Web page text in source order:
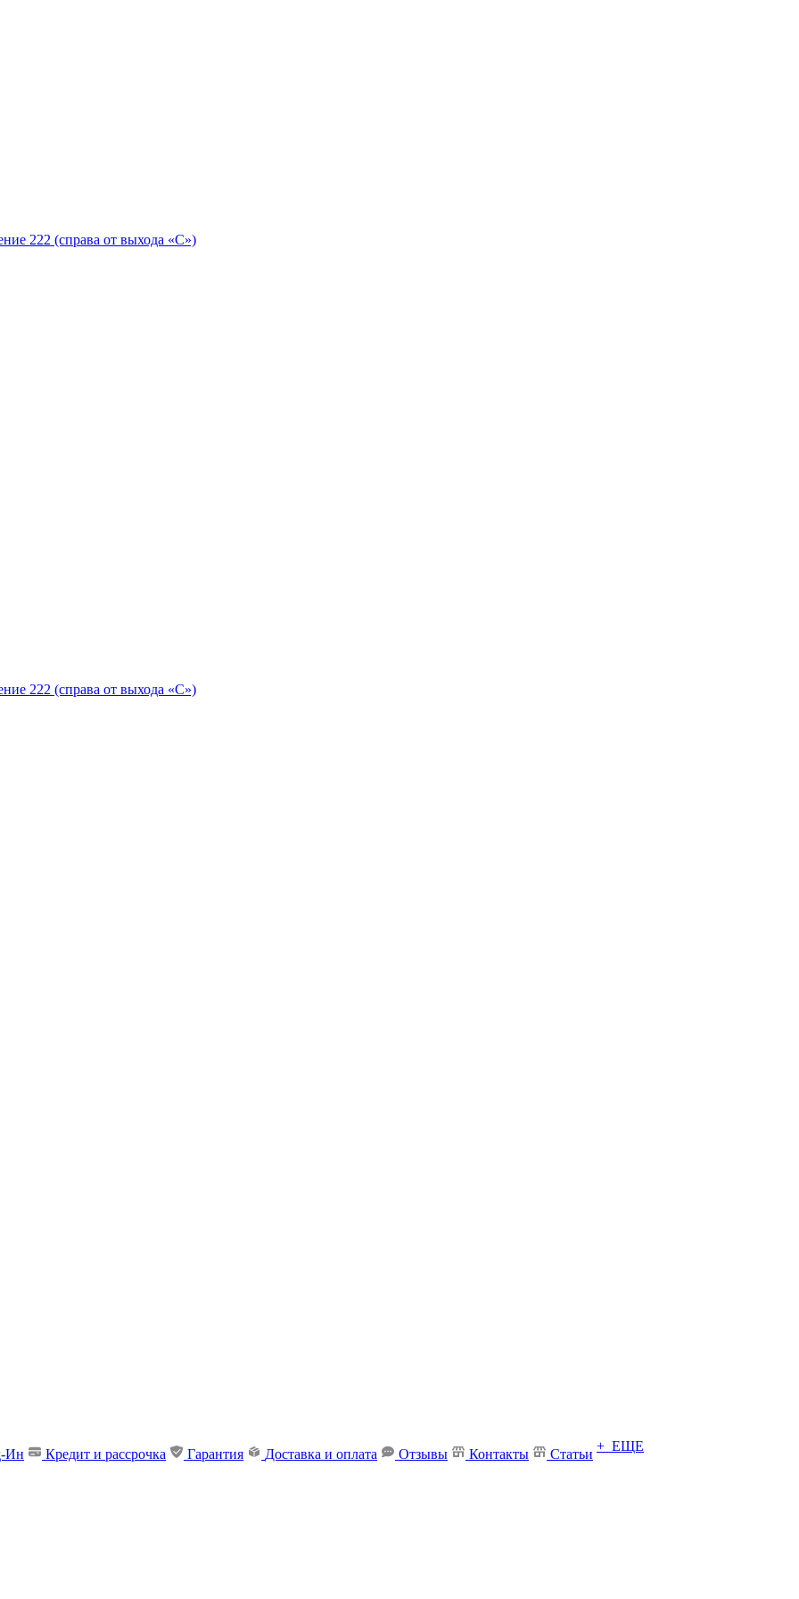
222 (справа от выхода «С»)
222 (справа от выхода «С»)
Ин Кредит и рассрочка Гарантия Доставка и оплата Отзывы Контакты Статьи
+ ЕЩЕ